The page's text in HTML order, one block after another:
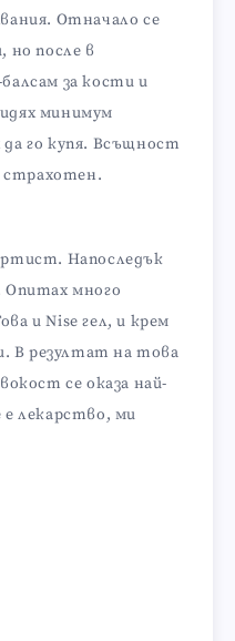
Отначало се
но после в
за кости и
минимум
го купя. Всъщност
Напоследък
Опитах много
и Nise гел, и крем
В резултат на това
се оказа най-
лекарство, ми